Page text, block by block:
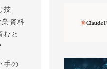
技
資料
むと
手の